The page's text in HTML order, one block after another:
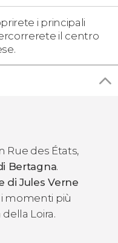
i principali
il centro
Rue des États,
Bertagna.
di Jules Verne
momenti più
Loira.